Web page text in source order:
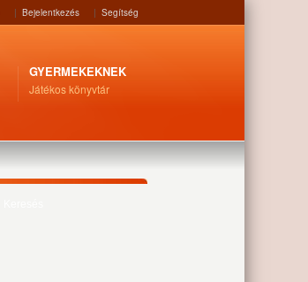
| Bejelentkezés | Segítség
GYERMEKEKNEK
Játékos könyvtár